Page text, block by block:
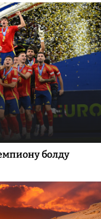
болду